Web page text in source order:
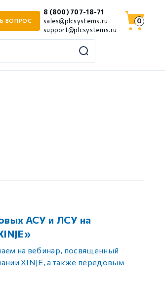
ВОПРОС
8 (800) 707-18-71
sales@plcsystems.ru
support@plcsystems.ru
0
АСУ и ЛСУ на
на вебинар, посвященный
XINJE, а также передовым